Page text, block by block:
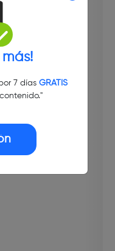
más!
7 días GRATIS